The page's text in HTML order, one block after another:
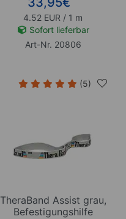
4.52 EUR / 1 m
Sofort lieferbar
Art-Nr. 20806
(5)
TheraBand Assist grau,
Befestigungshilfe